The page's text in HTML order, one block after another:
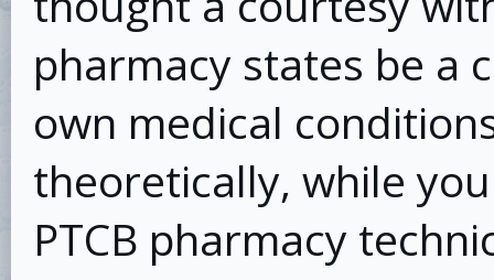
pharmacy states be a
own medical
theoretically, while
PTCB pharmacy